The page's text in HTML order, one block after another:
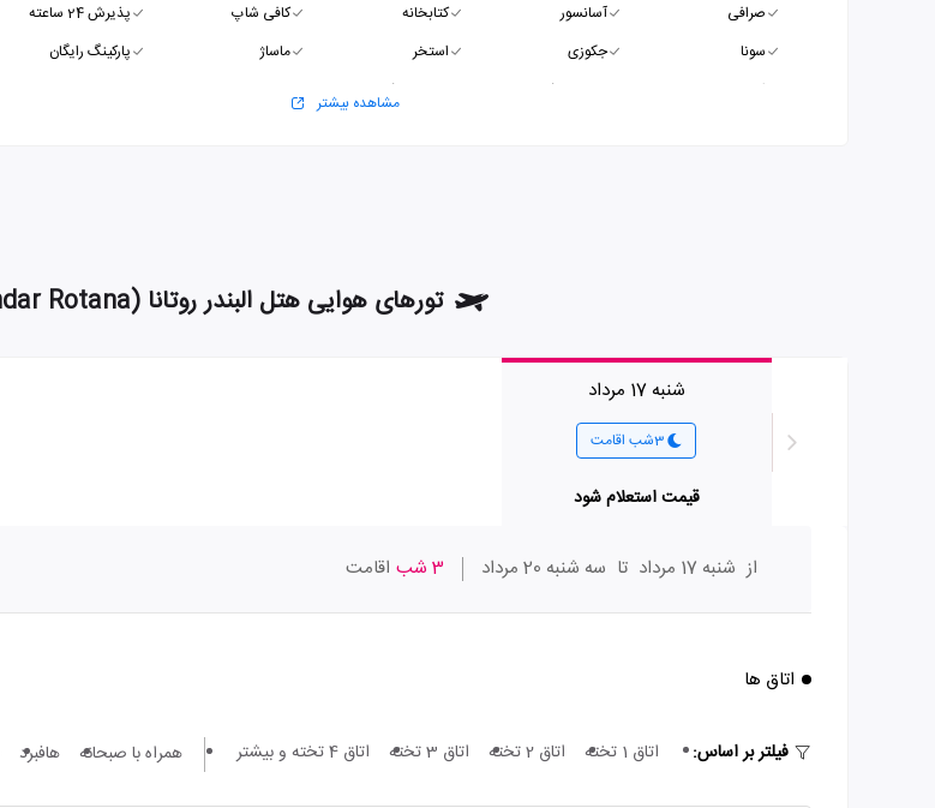
صرافی آسانسور کتابخانه کافی شاپ
پذیرش 24 ساعته
سونا
جکوزی استخر ماساژ
پارکینگ رایگان
اتاق بازی
زمین ورزشی سالن ورزشی
مشاهده بیشتر
تورهای هوایی هتل البندر روتانا (Al Bandar Rotana) از شیراز به دبی
شنبه 17 مرداد
3شب اقامت
قیمت استعلام شود
از شنبه 17 مرداد تا سه شنبه 20 مرداد 3 شب اقامت
اتاق ها
فیلتر بر اساس: اتاق 1 تخته اتاق 2 تخته اتاق 3 تخته اتاق 4 تخته و بیشتر همراه با صبحانه هافبرد